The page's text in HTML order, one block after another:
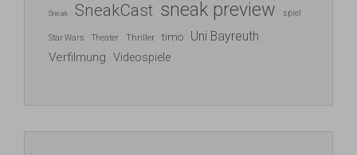
Sneak SneakCast sneak preview spiel
Star Wars Theater Thriller timo Uni Bayreuth
Verfilmung Videospiele